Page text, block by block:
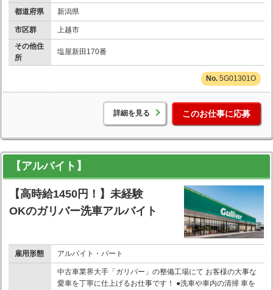
都道府県 新潟県
市区群
上越市
その他住
所
塩屋新田170番
5G01301O
詳細を見る このお仕事に応募
【アルバイト】
【高時給1450円！】未経験
OKのガリバー洗車アルバイト
雇用形態 アルバイト・パート
中古車業界大手「ガリバー」の整備工場にて お客様の大事な
愛車を丁寧に仕上げるお仕事です！ ●洗車や車内の清掃 車を